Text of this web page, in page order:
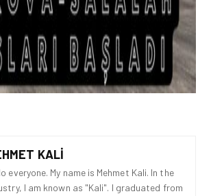
KALI
everyone. My name is Mehmet Kali. In the
I am known as "Kali". I graduated from